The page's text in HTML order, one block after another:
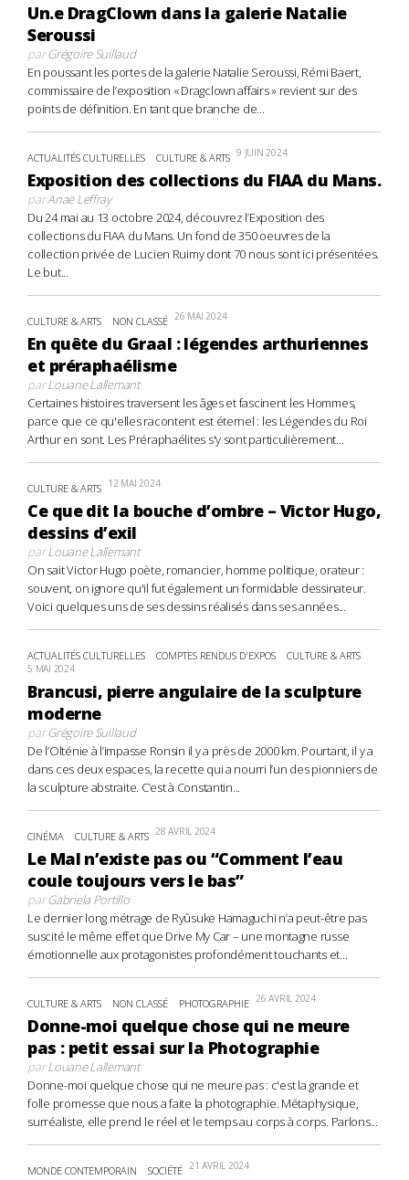
Un.e DragClown dans la galerie Natalie
Seroussi
parGrégoire Suillaud
En poussant les portes de la galerie Natalie Seroussi, Rémi Baert,
commissaire de l’exposition « Dragclown affairs » revient sur des
points de définition. En tant que branche de...
ACTUALITÉS CULTURELLES CULTURE & ARTS 9 JUIN 2024
Exposition des collections du FIAA du Mans.
parAnaë Leffray
Du 24 mai au 13 octobre 2024, découvrez l’Exposition des
collections du FIAA du Mans. Un fond de 350 oeuvres de la
collection privée de Lucien Ruimy dont 70 nous sont ici présentées.
Le but...
CULTURE & ARTS NON CLASSÉ 26 MAI 2024
En quête du Graal : légendes arthuriennes
et préraphaélisme
parLouane Lallemant
Certaines histoires traversent les âges et fascinent les Hommes,
parce que ce qu'elles racontent est éternel : les Légendes du Roi
Arthur en sont. Les Préraphaélites s'y sont particulièrement...
CULTURE & ARTS 12 MAI 2024
Ce que dit la bouche d’ombre – Victor Hugo,
dessins d’exil
parLouane Lallemant
On sait Victor Hugo poète, romancier, homme politique, orateur :
souvent, on ignore qu'il fut également un formidable dessinateur.
Voici quelques uns de ses dessins réalisés dans ses années...
ACTUALITÉS CULTURELLES COMPTES RENDUS D'EXPOS CULTURE & ARTS
5 MAI 2024
Brancusi, pierre angulaire de la sculpture
moderne
parGrégoire Suillaud
De l’Olténie à l’impasse Ronsin il y a près de 2000 km. Pourtant, il y a
dans ces deux espaces, la recette qui a nourri l’un des pionniers de
la sculpture abstraite. C’est à Constantin...
CINÉMA CULTURE & ARTS 28 AVRIL 2024
Le Mal n’existe pas ou “Comment l’eau
coule toujours vers le bas”
parGabriela Portillo
Le dernier long métrage de Ryûsuke Hamaguchi n’a peut-être pas
suscité le même effet que Drive My Car – une montagne russe
émotionnelle aux protagonistes profondément touchants et...
CULTURE & ARTS NON CLASSÉ PHOTOGRAPHIE 26 AVRIL 2024
Donne-moi quelque chose qui ne meure
pas : petit essai sur la Photographie
parLouane Lallemant
Donne-moi quelque chose qui ne meure pas : c'est la grande et
folle promesse que nous a faite la photographie. Métaphysique,
surréaliste, elle prend le réel et le temps au corps à corps. Parlons...
MONDE CONTEMPORAIN SOCIÉTÉ 21 AVRIL 2024